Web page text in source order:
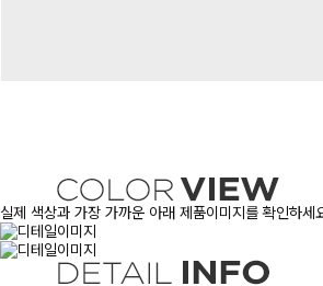
실제 색상과 가장 가까운 아래 제품이미지를 확인하